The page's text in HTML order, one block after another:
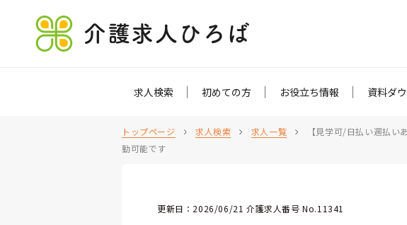
介護求人ひろば
求人検索 初めての方 お役立ち情報 資料ダ
トップページ 求人検索 求人一覧
【見学可/日払い週払
勤可能です
更新日：2026/06/21 介護求人番号 No.11341